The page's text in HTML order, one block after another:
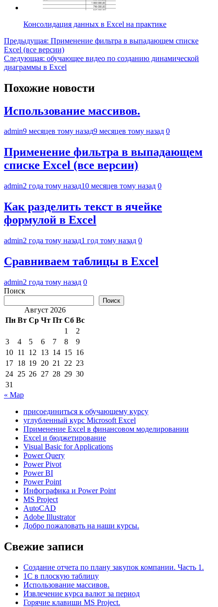
Консолидация данных в Excel на практике
Навигация
по
записям
Предыдущая: Применение фильтра в выпадающем списке
Excel (все версии)
Следующая: обучающее видео по созданию динамической
диаграммы в Excel
Похожие новости
Использование массивов.
admin9 месяцев тому назад9 месяцев тому назад 0
Применение фильтра в выпадающем
списке Excel (все версии)
admin2 года тому назад10 месяцев тому назад 0
Как разделить текст в ячейке
формулой в Excel
admin2 года тому назад1 год тому назад 0
Сравниваем таблицы в Excel
admin2 года тому назад 0
Поиск
Поиск
Август 2026
Пн Вт Ср Чт Пт Сб Вс
1
2
3
4 5 6 7 8
9
10 11 12 13 14 15 16
17 18 19 20 21 22 23
24 25 26 27 28 29 30
31
« Мар
присоединиться к обучающему курсу
углубленный курс Microsoft Excel
Применение Excel в финансовом моделировании
Excel и бюджетирование
Visual Basic for Applications
Power Query
Power Pivot
Power BI
Power Point
Инфографика и Power Point
MS Project
AutoCAD
Adobe Illustrator
Добро пожаловать на наши курсы.
Свежие записи
Создание отчета по плану закупок компании. Часть 1.
1С в плоскую таблицу
Использование массивов.
Извлечение курса валют за период
Горячие клавиши MS Project.